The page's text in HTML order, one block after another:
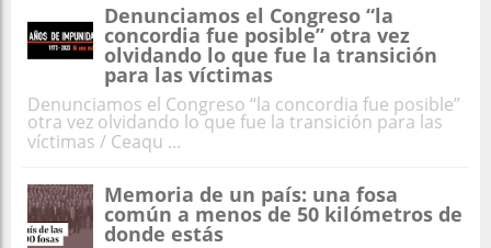
Denunciamos el Congreso “la
concordia fue posible” otra vez
olvidando lo que fue la transición
para las víctimas
Denunciamos el Congreso “la concordia fue posible”
otra vez olvidando lo que fue la transición para las
víctimas / Ceaqu ...
Memoria de un país: una fosa
común a menos de 50 kilómetros de
donde estás